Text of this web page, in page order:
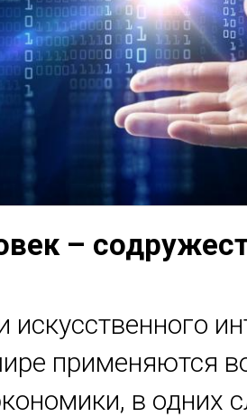
–
искусственного
применяются
в одних